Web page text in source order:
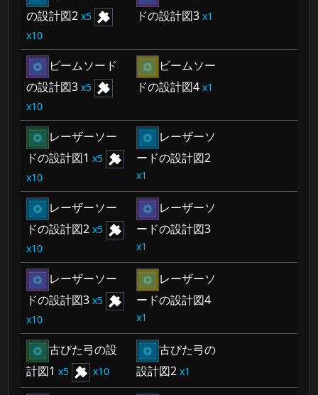
の設計図2 5
10
ドの設計図3
1
ビームソード
の設計図3 5
10
ビームソー
ドの設計図4
1
レーザーソー
ドの設計図1
5
10
レーザーソ
ードの設計図2
1
レーザーソー
ドの設計図2 5
10
レーザーソ
ードの設計図3
1
レーザーソー
ドの設計図3 5
10
レーザーソ
ードの設計図4
1
古びた弓の設
計図1
5 10
古びた弓の
設計図2
1